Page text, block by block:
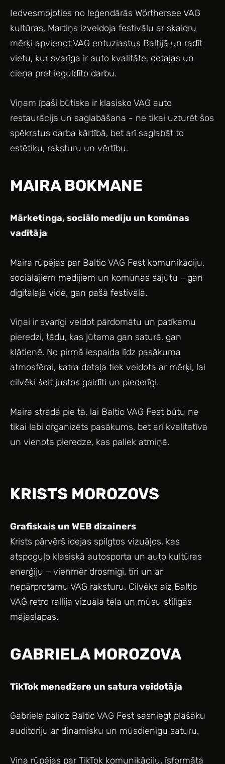
Iedvesmojoties no leģendārās Wörthersee VAG
kultūras, Martiņs izveidoja festivālu ar skaidru
mērķi apvienot VAG entuziastus Baltijā un radīt
vietu, kur svarīga ir auto kvalitāte, detaļas un
cieņa pret ieguldīto darbu.
Viņam īpaši būtiska ir klasisko VAG auto
restaurācija un saglabāšana - ne tikai uzturēt šos
spēkratus darba kārtībā, bet arī saglabāt to
estētiku, raksturu un vērtību.
MAIRA BOKMANE
Mārketinga, sociālo mediju un komūnas
vadītāja
Maira rūpējas par Baltic VAG Fest komunikāciju,
sociālajiem medijiem un komūnas sajūtu - gan
digitālajā vidē, gan pašā festivālā.
Viņai ir svarīgi veidot pārdomātu un patīkamu
pieredzi, tādu, kas jūtama gan saturā, gan
klātienē. No pirmā iespaida līdz pasākuma
atmosfērai, katra detaļa tiek veidota ar mērķi, lai
cilvēki šeit justos gaidīti un piederīgi.
Maira strādā pie tā, lai Baltic VAG Fest būtu ne
tikai labi organizēts pasākums, bet arī kvalitatīva
un vienota pieredze, kas paliek atmiņā.
KRISTS MOROZOVS
Grafiskais un WEB dizainers
Krists pārvērš idejas spilgtos vizuāļos, kas
atspoguļo klasiskā autosporta un auto kultūras
enerģiju – vienmēr drosmīgi, tīri un ar
nepārprotamu VAG raksturu. Cilvēks aiz Baltic
VAG retro rallija vizuālā tēla un mūsu stilīgās
mājaslapas.
GABRIELA MOROZOVA
TikTok menedžere un satura veidotāja
Gabriela palīdz Baltic VAG Fest sasniegt plašāku
auditoriju ar dinamisku un mūsdienīgu saturu.
Viņa rūpējas par TikTok komunikāciju, īsformāta